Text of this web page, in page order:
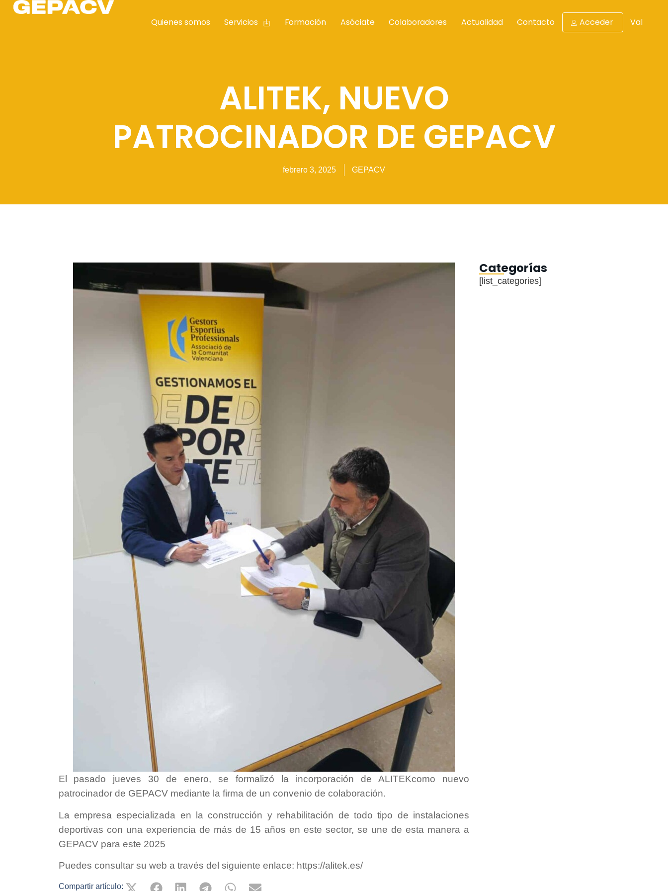
Quienes somos Servicios Formación Asóciate Colaboradores Actualidad Contacto Acceder Val
ALITEK, NUEVO
PATROCINADOR DE GEPACV
febrero 3, 2025 GEPACV
El pasado jueves 30 de enero, se formalizó la incorporación de ALITEKcomo nuevo
patrocinador de GEPACV mediante la firma de un convenio de colaboración.
La empresa especializada en la construcción y rehabilitación de todo tipo de instalaciones
deportivas con una experiencia de más de 15 años en este sector, se une de esta manera a
GEPACV para este 2025
Puedes consultar su web a través del siguiente enlace: https://alitek.es/
Compartir artículo:
Categorías
[list_categories]